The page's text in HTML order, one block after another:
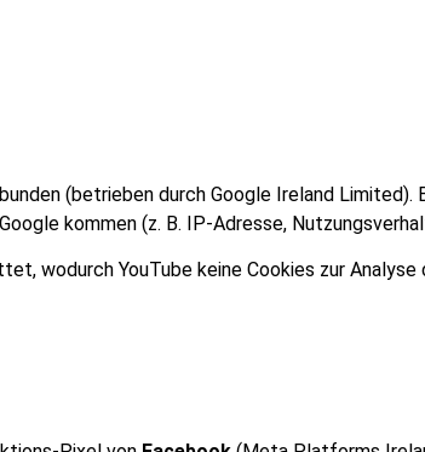
(betrieben durch Google Ireland
kommen (z. B. IP-Adresse,
wodurch YouTube keine Cookies zur